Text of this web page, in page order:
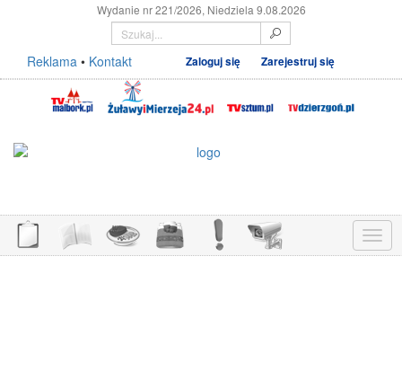
Wydanie nr 221/2026, Niedziela 9.08.2026
Reklama • Kontakt Zaloguj się Zarejestruj się
Menu